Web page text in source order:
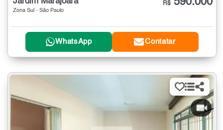
Zona Sul - São Paulo
R$ 590.000
WhatsApp Contatar